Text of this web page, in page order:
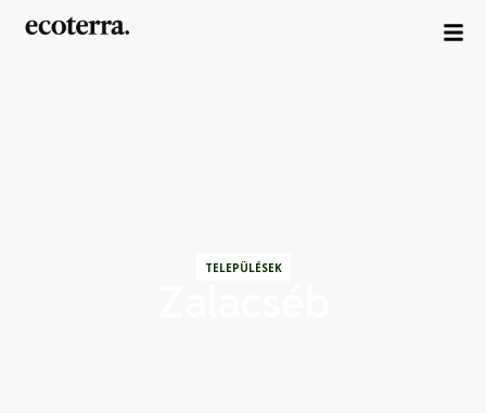
TELEPÜLÉSEK